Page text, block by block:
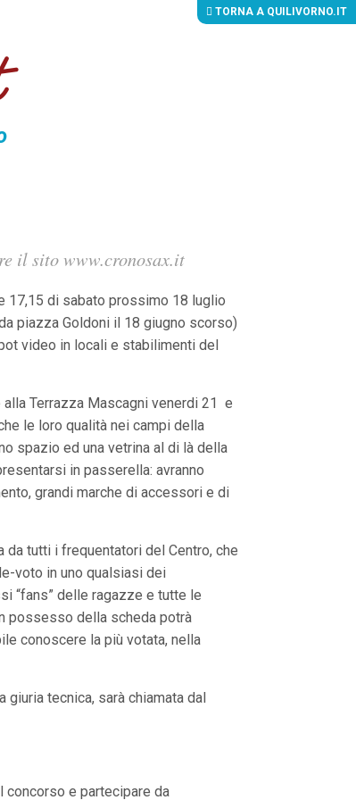
TORNA A QUILIVORNO.IT
il sito www.cronosax.it
17,15 di sabato prossimo 18 luglio
piazza Goldoni il 18 giugno scorso)
video in locali e stabilimenti del
Terrazza Mascagni venerdi 21 e
le loro qualità nei campi della
spazio ed una vetrina al di là della
in passerella: avranno
grandi marche di accessori e di
tutti i frequentatori del Centro, che
voto in uno qualsiasi dei
“fans” delle ragazze e tutte le
possesso della scheda potrà
conoscere la più votata, nella
giuria tecnica, sarà chiamata dal
e partecipare da